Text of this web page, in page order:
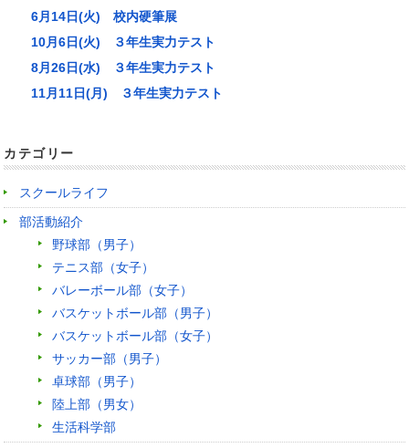
6月14日(火) 校内硬筆展
10月6日(火) ３年生実力テスト
8月26日(水) ３年生実力テスト
11月11日(月) ３年生実力テスト
カテゴリー
スクールライフ
部活動紹介
野球部（男子）
テニス部（女子）
バレーボール部（女子）
バスケットボール部（男子）
バスケットボール部（女子）
サッカー部（男子）
卓球部（男子）
陸上部（男女）
生活科学部